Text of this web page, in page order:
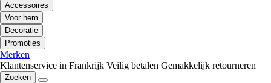
Accessoires
Voor hem
Decoratie
Promoties
Merken
Klantenservice in Frankrijk Veilig betalen Gemakkelijk retourneren
Zoeken